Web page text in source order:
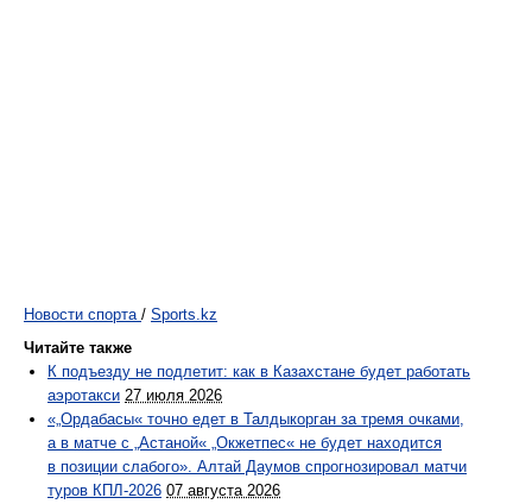
Новости спорта / Sports.kz
Читайте также
К подъезду не подлетит: как в Казахстане будет работать
аэротакси 27 июля 2026
«„Ордабасы« точно едет в Талдыкорган за тремя очками,
а в матче с „Астаной« „Окжетпес« не будет находится
в позиции слабого». Алтай Даумов спрогнозировал матчи
туров КПЛ-2026 07 августа 2026